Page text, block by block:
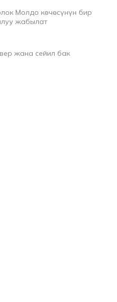
Молдо көчөсүнүн бир
жабылат
жана сейил бак